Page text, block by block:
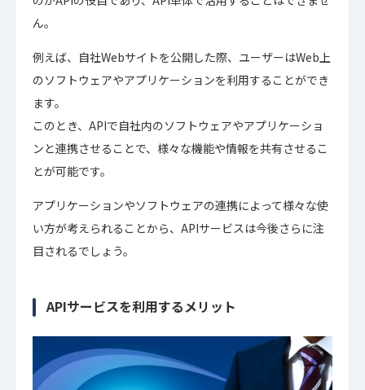
ん。
例えば、自社Webサイトを公開した際、ユーザーはWeb上
のソフトウェアやアプリケーションを利用することができ
ます。
このとき、APIで自社内のソフトウェアやアプリケーショ
ンと連携させることで、様々な機能や情報を共有させるこ
とが可能です。
アプリケーションやソフトウェアの連携によって様々な使
い方が考えられることから、APIサービスは今後さらに注
目されるでしょう。
APIサービスを利用するメリット